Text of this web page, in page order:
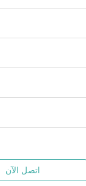
اتصل الآن